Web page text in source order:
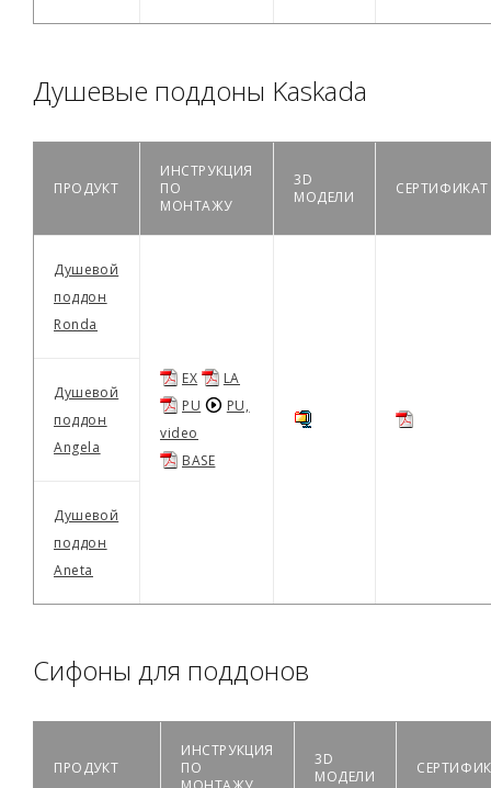
Душевые поддоны Kaskada
ПРОДУКТ
ИНСТРУКЦИЯ
ПО
МОНТАЖУ
3D
МОДЕЛИ
СЕРТИФИКАТ
Душевой
поддон
Ronda
EX
LA
PU
PU,
video
BASE
Душевой
поддон
Angela
Душевой
поддон
Aneta
Сифоны для поддонов
ПРОДУКТ
ИНСТРУКЦИЯ
ПО
3D
МОДЕЛИ